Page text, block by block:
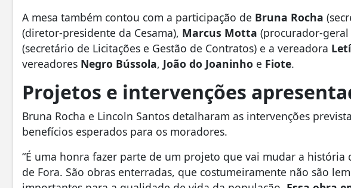
A mesa também contou com a participação de Bruna Rocha
(diretor-presidente da Cesama), Marcus Motta (procurador-
(secretário de Licitações e Gestão de Contratos) e a vereadora
vereadores Negro Bússola, João do Joaninho e Fiote.
Projetos e intervenções
Bruna Rocha e Lincoln Santos detalharam as intervenções
benefícios esperados para os moradores.
“É uma honra fazer parte de um projeto que vai mudar a história
de Fora. São obras enterradas, que costumeiramente não são